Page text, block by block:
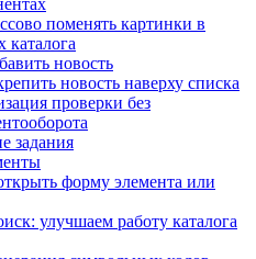
поменять картинки в
каталога
новость
новость наверху списка
проверки без
задания
форму элемента или
улучшаем работу каталога